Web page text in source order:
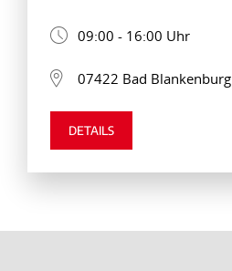
09:00 - 16:00 Uhr
07422 Bad Blankenburg
DETAILS